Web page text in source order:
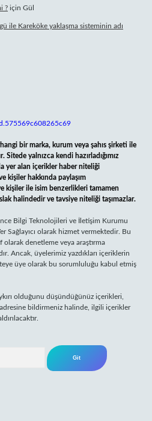
? için Gül
ile Kareköke yaklaşma sisteminin adı
bir marka, kurum veya şahıs şirketi ile
Sitede yalnızca kendi hazırladığımız
yer alan içerikler haber niteliği
kişiler hakkında paylaşım
kişiler ile isim benzerlikleri tamamen
halindedir ve tavsiye niteliği taşımazlar.
Bilgi Teknolojileri ve İletişim Kurumu
Sağlayıcı olarak hizmet vermektedir. Bu
denetleme veya araştırma
Ancak, üyelerimiz yazdıkları içeriklerin
üye olarak bu sorumluluğu kabul etmiş
olduğunu düşündüğünüz içerikleri,
adresine bildirmeniz halinde, ilgili içerikler